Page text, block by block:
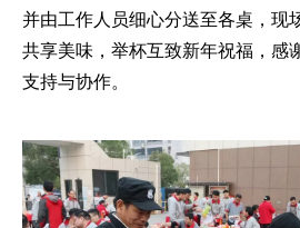
并由工作人员细心分送至各桌，现
共享美味，举杯互致新年祝福，感
支持与协作。